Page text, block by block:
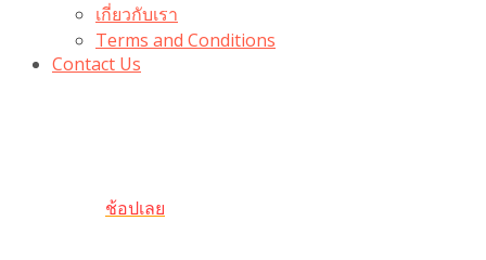
เกี่ยวกับเรา
Terms and Conditions
Contact Us
ช้อปเลย